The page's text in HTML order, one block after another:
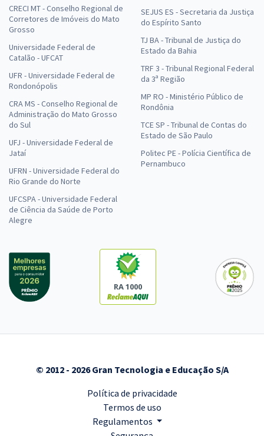
CRECI MT - Conselho Regional de
Corretores de Imóveis do Mato
Grosso
Universidade Federal de
Catalão - UFCAT
UFR - Universidade Federal de
Rondonópolis
CRA MS - Conselho Regional de
Administração do Mato Grosso
do Sul
UFJ - Universidade Federal de
Jataí
UFRN - Universidade Federal do
Rio Grande do Norte
UFCSPA - Universidade Federal
de Ciência da Saúde de Porto
Alegre
SEJUS ES - Secretaria da Justiça
do Espírito Santo
TJ BA - Tribunal de Justiça do
Estado da Bahia
TRF 3 - Tribunal Regional Federal
da 3ª Região
MP RO - Ministério Público de
Rondônia
TCE SP - Tribunal de Contas do
Estado de São Paulo
Politec PE - Polícia Científica de
Pernambuco
RA 1000
© 2012 - 2026 Gran Tecnologia e Educação S/A
Política de privacidade
Termos de uso
Regulamentos